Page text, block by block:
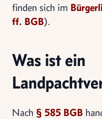
finden sich im
ff. BGB).
Was ist ein
Nach § 585 BGB